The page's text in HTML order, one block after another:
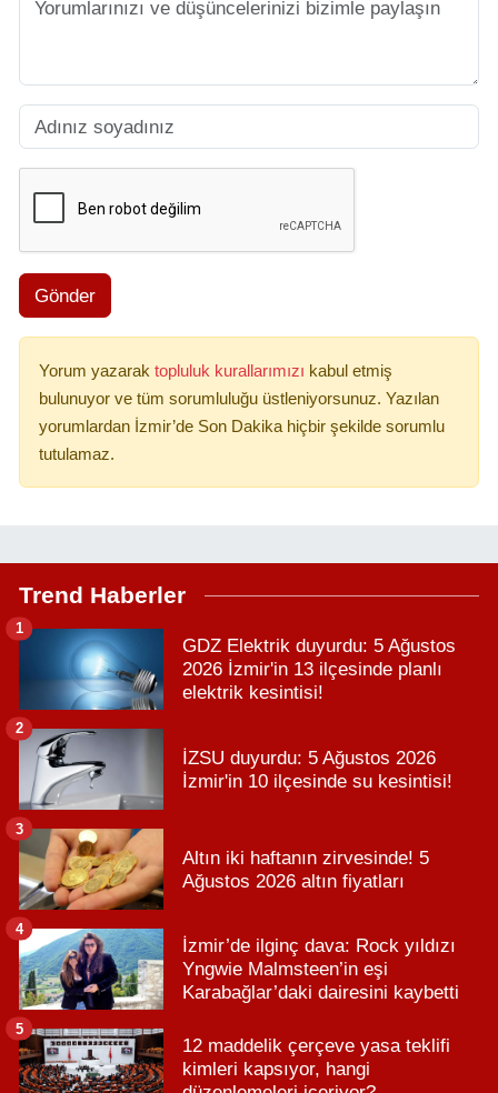
Gönder
Yorum yazarak topluluk kurallarımızı kabul etmiş
bulunuyor ve tüm sorumluluğu üstleniyorsunuz. Yazılan
yorumlardan İzmir’de Son Dakika hiçbir şekilde sorumlu
tutulamaz.
Trend Haberler
GDZ Elektrik duyurdu: 5 Ağustos
2026 İzmir'in 13 ilçesinde planlı
elektrik kesintisi!
1
İZSU duyurdu: 5 Ağustos 2026
İzmir'in 10 ilçesinde su kesintisi!
2
Altın iki haftanın zirvesinde! 5
Ağustos 2026 altın fiyatları
3
İzmir’de ilginç dava: Rock yıldızı
Yngwie Malmsteen’in eşi
Karabağlar’daki dairesini kaybetti
4
12 maddelik çerçeve yasa teklifi
kimleri kapsıyor, hangi
5